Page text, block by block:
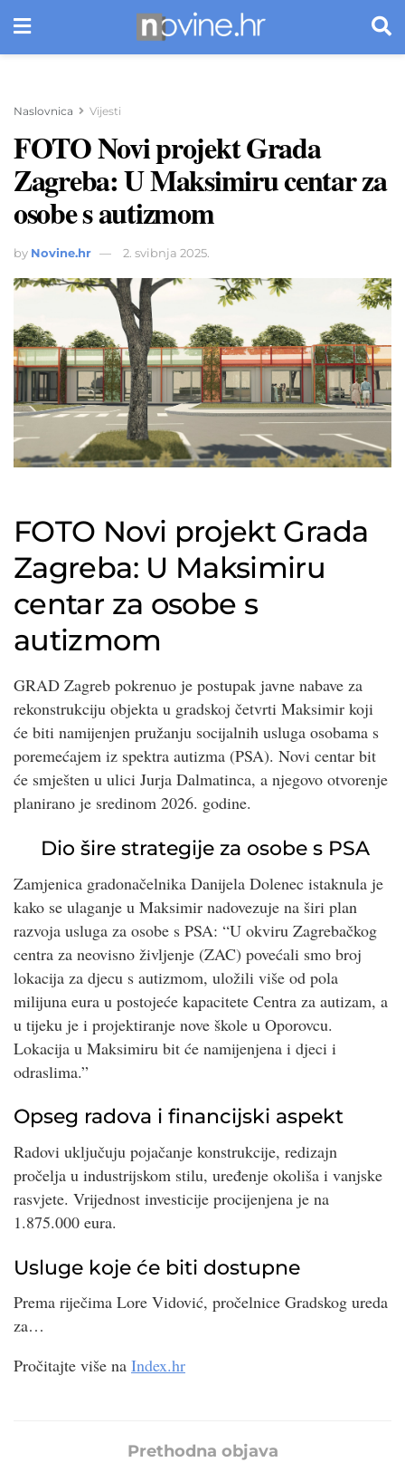
Naslovnica Vijesti
FOTO Novi projekt Grada
Zagreba: U Maksimiru centar za
osobe s autizmom
by Novine.hr 2. svibnja 2025.
FOTO Novi projekt Grada
Zagreba: U Maksimiru
centar za osobe s
autizmom
GRAD Zagreb pokrenuo je postupak javne nabave za
rekonstrukciju objekta u gradskoj četvrti Maksimir koji
će biti namijenjen pružanju socijalnih usluga osobama s
poremećajem iz spektra autizma (PSA). Novi centar bit
će smješten u ulici Jurja Dalmatinca, a njegovo otvorenje
planirano je sredinom 2026. godine.
Dio šire strategije za osobe s PSA
Zamjenica gradonačelnika Danijela Dolenec istaknula je
kako se ulaganje u Maksimir nadovezuje na širi plan
razvoja usluga za osobe s PSA: “U okviru Zagrebačkog
centra za neovisno življenje (ZAC) povećali smo broj
lokacija za djecu s autizmom, uložili više od pola
milijuna eura u postojeće kapacitete Centra za autizam, a
u tijeku je i projektiranje nove škole u Oporovcu.
Lokacija u Maksimiru bit će namijenjena i djeci i
odraslima.”
Opseg radova i financijski aspekt
Radovi uključuju pojačanje konstrukcije, redizajn
pročelja u industrijskom stilu, uređenje okoliša i vanjske
rasvjete. Vrijednost investicije procijenjena je na
1.875.000 eura.
Usluge koje će biti dostupne
Prema riječima Lore Vidović, pročelnice Gradskog ureda
za…
Pročitajte više na Index.hr
Prethodna objava